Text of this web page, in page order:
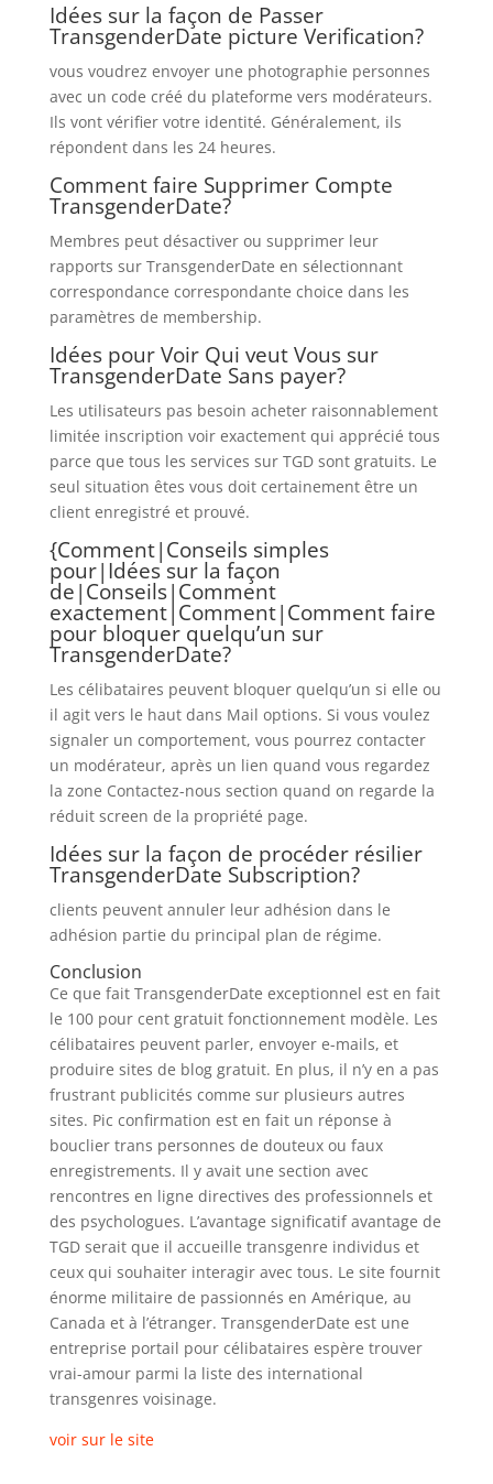
Idées sur la façon de Passer
TransgenderDate picture Verification?
vous voudrez envoyer une photographie personnes
avec un code créé du plateforme vers modérateurs.
Ils vont vérifier votre identité. Généralement, ils
répondent dans les 24 heures.
Comment faire Supprimer Compte
TransgenderDate?
Membres peut désactiver ou supprimer leur
rapports sur TransgenderDate en sélectionnant
correspondance correspondante choice dans les
paramètres de membership.
Idées pour Voir Qui veut Vous sur
TransgenderDate Sans payer?
Les utilisateurs pas besoin acheter raisonnablement
limitée inscription voir exactement qui apprécié tous
parce que tous les services sur TGD sont gratuits. Le
seul situation êtes vous doit certainement être un
client enregistré et prouvé.
{Comment|Conseils simples
pour|Idées sur la façon
de|Conseils|Comment
exactement|Comment|Comment faire
pour bloquer quelqu’un sur
TransgenderDate?
Les célibataires peuvent bloquer quelqu’un si elle ou
il agit vers le haut dans Mail options. Si vous voulez
signaler un comportement, vous pourrez contacter
un modérateur, après un lien quand vous regardez
la zone Contactez-nous section quand on regarde la
réduit screen de la propriété page.
Idées sur la façon de procéder résilier
TransgenderDate Subscription?
clients peuvent annuler leur adhésion dans le
adhésion partie du principal plan de régime.
Conclusion
Ce que fait TransgenderDate exceptionnel est en fait
le 100 pour cent gratuit fonctionnement modèle. Les
célibataires peuvent parler, envoyer e-mails, et
produire sites de blog gratuit. En plus, il n’y en a pas
frustrant publicités comme sur plusieurs autres
sites. Pic confirmation est en fait un réponse à
bouclier trans personnes de douteux ou faux
enregistrements. Il y avait une section avec
rencontres en ligne directives des professionnels et
des psychologues. L’avantage significatif avantage de
TGD serait que il accueille transgenre individus et
ceux qui souhaiter interagir avec tous. Le site fournit
énorme militaire de passionnés en Amérique, au
Canada et à l’étranger. TransgenderDate est une
entreprise portail pour célibataires espère trouver
vrai-amour parmi la liste des international
transgenres voisinage.
voir sur le site